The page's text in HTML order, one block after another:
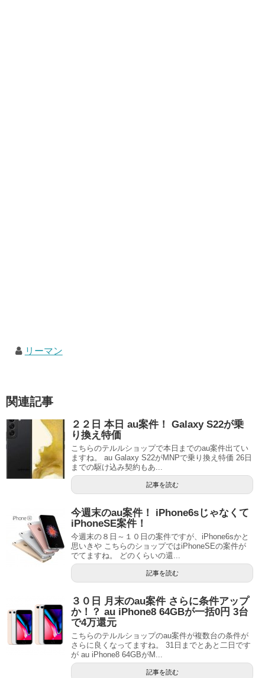
リーマン
関連記事
２２日 本日 au案件！ Galaxy S22が乗
り換え特価
こちらのテルルショップで本日までのau案件出てい
ますね。 au Galaxy S22がMNPで乗り換え特価 26日
までの駆け込み契約もあ...
記事を読む
今週末のau案件！ iPhone6sじゃなくて
iPhoneSE案件！
今週末の８日～１０日の案件ですが、iPhone6sかと
思いきや こちらのショップではiPhoneSEの案件が
でてますね。 どのくらいの還...
記事を読む
３０日 月末のau案件 さらに条件アップ
か！？ au iPhone8 64GBが一括0円 3台
で4万還元
こちらのテルルショップのau案件が複数台の条件が
さらに良くなってますね。 31日までとあと二日です
が au iPhone8 64GBがM...
記事を読む